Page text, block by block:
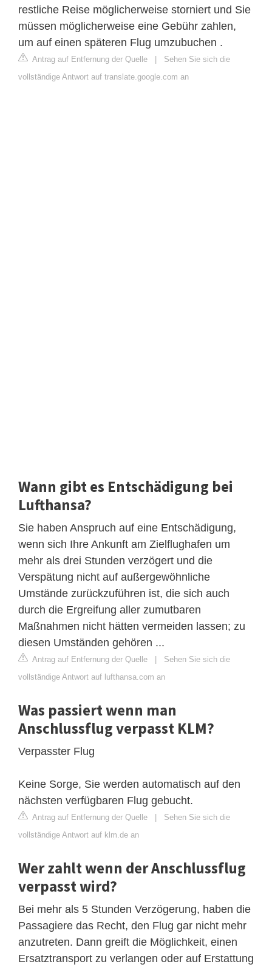
restliche Reise möglicherweise storniert und Sie
müssen möglicherweise eine Gebühr zahlen,
um auf einen späteren Flug umzubuchen .
Antrag auf Entfernung der Quelle | Sehen Sie sich die
vollständige Antwort auf translate.google.com an
Wann gibt es Entschädigung bei
Lufthansa?
Sie haben Anspruch auf eine Entschädigung,
wenn sich Ihre Ankunft am Zielflughafen um
mehr als drei Stunden verzögert und die
Verspätung nicht auf außergewöhnliche
Umstände zurückzuführen ist, die sich auch
durch die Ergreifung aller zumutbaren
Maßnahmen nicht hätten vermeiden lassen; zu
diesen Umständen gehören ...
Antrag auf Entfernung der Quelle | Sehen Sie sich die
vollständige Antwort auf lufthansa.com an
Was passiert wenn man
Anschlussflug verpasst KLM?
Verpasster Flug
Keine Sorge, Sie werden automatisch auf den
nächsten verfügbaren Flug gebucht.
Antrag auf Entfernung der Quelle | Sehen Sie sich die
vollständige Antwort auf klm.de an
Wer zahlt wenn der Anschlussflug
verpasst wird?
Bei mehr als 5 Stunden Verzögerung, haben die
Passagiere das Recht, den Flug gar nicht mehr
anzutreten. Dann greift die Möglichkeit, einen
Ersatztransport zu verlangen oder auf Erstattung